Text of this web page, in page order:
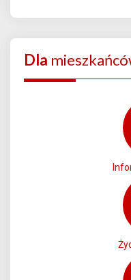
Dla